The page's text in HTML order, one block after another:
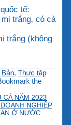
tế:
trắng, có cà
trắng (không
, Thực tập
the
CẢ NĂM 2023
NGHIỆP
Ở NƯỚC